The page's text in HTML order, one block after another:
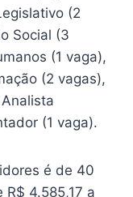
(2
Social (3
(1 vaga),
(2 vagas),
(1 vaga).
é de 40
4.585,17 a